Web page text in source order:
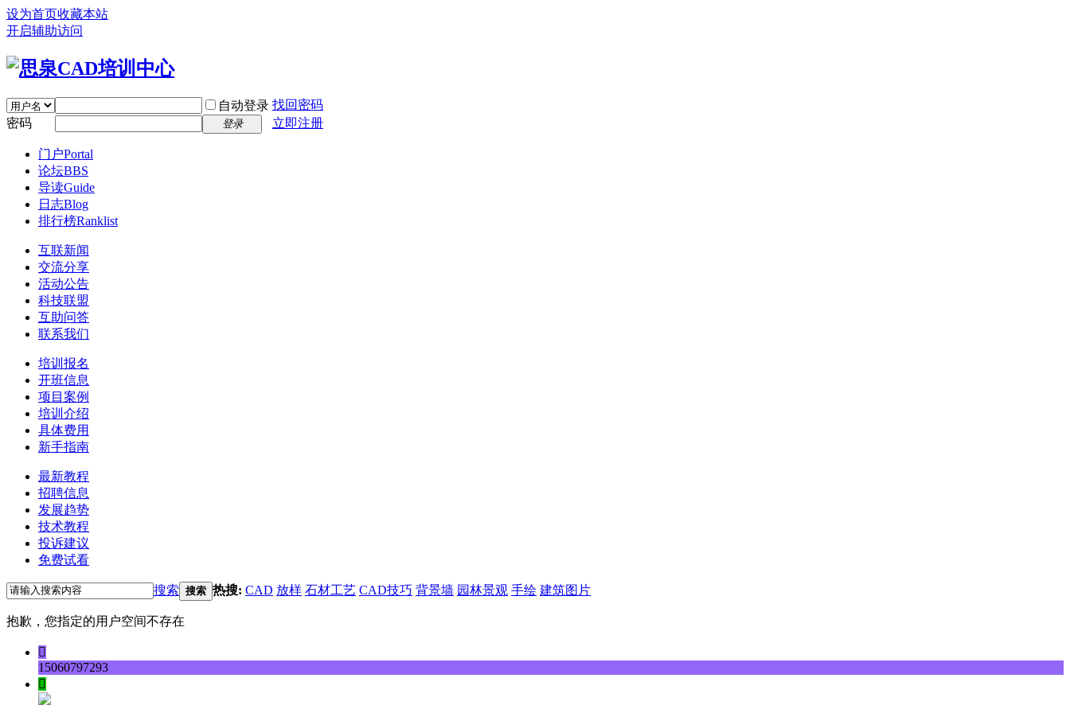
设为首页收藏本站
开启辅助访问
自动登录 找回密码
密码
登录 立即注册
门户Portal
论坛BBS
导读Guide
日志Blog
排行榜Ranklist
互联新闻
交流分享
活动公告
科技联盟
互助问答
联系我们
培训报名
开班信息
项目案例
培训介绍
具体费用
新手指南
最新教程
招聘信息
发展趋势
技术教程
投诉建议
免费试看
搜索 搜索 热搜: CAD 放样 石材工艺 CAD技巧 背景墙 园林景观 手绘 建筑图片
抱歉，您指定的用户空间不存在

15060797293
